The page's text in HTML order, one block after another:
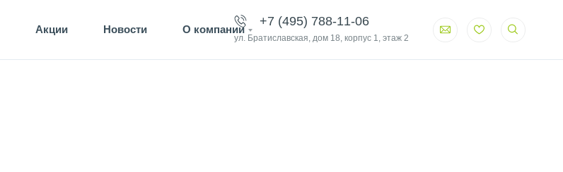
Акции Новости О компании
+7 (495) 788-11-06
ул. Братиславская, дом 18, корпус 1, этаж 2